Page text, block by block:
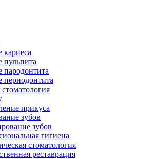
кариеса
пульпита
пародонтита
периодонтита
стоматология
прикуса
зубов
зубов
гигиена
стоматология
реставрация